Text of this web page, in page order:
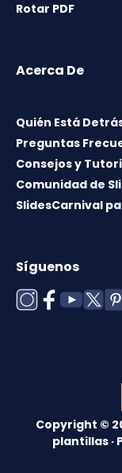
Rotar PDF
Acerca De
Quién Está
Preguntas
Consejos y
Comunidad de
SlidesCarnival
Síguenos
Copyright ©
plantillas ·